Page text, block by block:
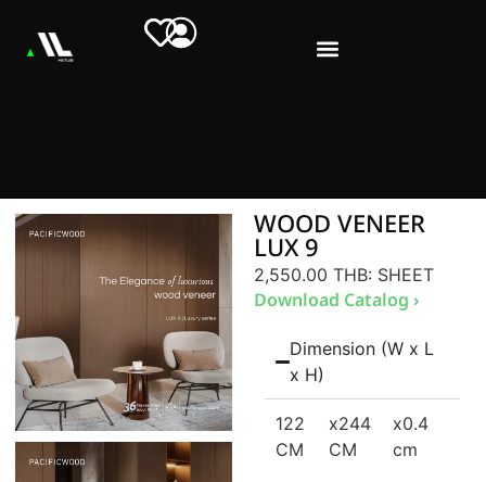
WOOD VENEER
LUX 9
2,550.00 THB: SHEET
Download Catalog ›
Dimension (W x L
x H)
122
CM
x244
CM
x0.4
cm